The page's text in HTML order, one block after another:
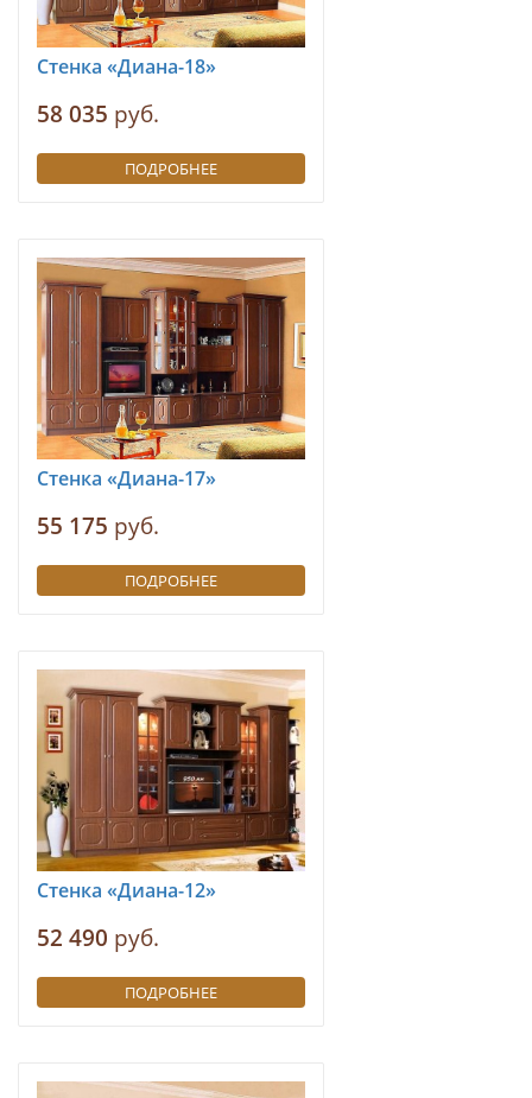
Стенка «Диана-18»
58 035 руб.
ПОДРОБНЕЕ
Стенка «Диана-17»
55 175 руб.
ПОДРОБНЕЕ
Стенка «Диана-12»
52 490 руб.
ПОДРОБНЕЕ